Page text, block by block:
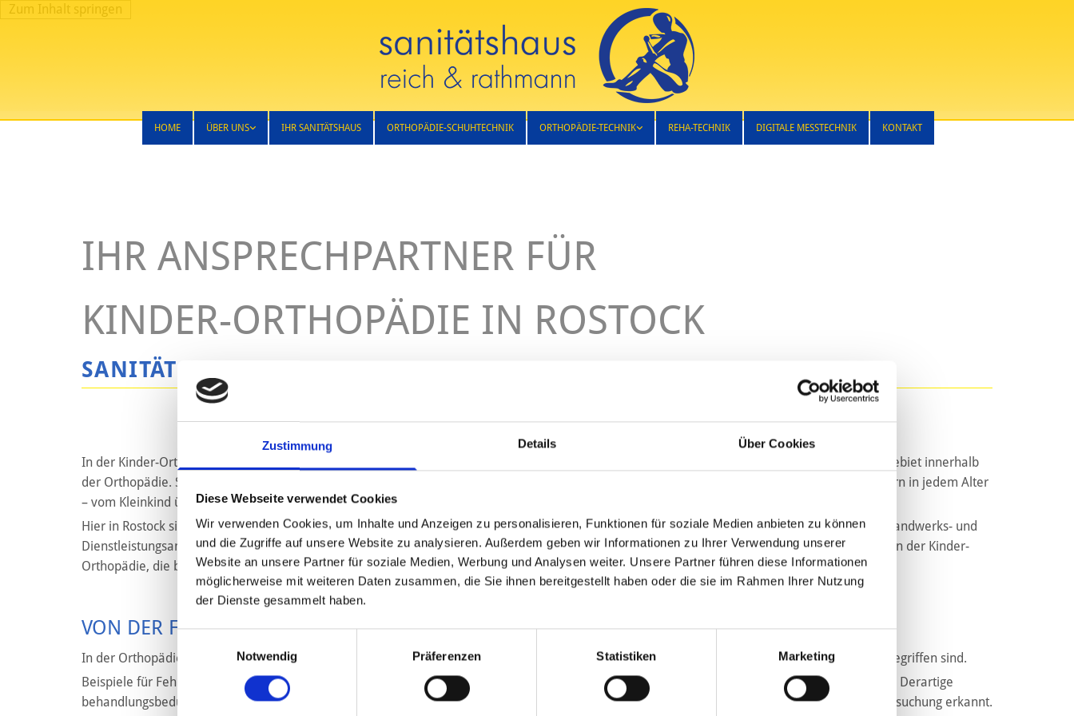
Zustimmung Details Über Cookies
Diese Webseite verwendet Cookies
Wir verwenden Cookies, um Inhalte und Anzeigen zu personalisieren, Funktionen für soziale Medien anbieten zu können
und die Zugriffe auf unsere Website zu analysieren. Außerdem geben wir Informationen zu Ihrer Verwendung unserer
Website an unsere Partner für soziale Medien, Werbung und Analysen weiter. Unsere Partner führen diese Informationen
möglicherweise mit weiteren Daten zusammen, die Sie ihnen bereitgestellt haben oder die sie im Rahmen Ihrer Nutzung
der Dienste gesammelt haben.
Notwendig
Präferenzen Statistiken Marketing
Zum Inhalt springen
HOME ÜBER UNS IHR SANITÄTSHAUS ORTHOPÄDIE-SCHUHTECHNIK ORTHOPÄDIE-TECHNIK REHA-TECHNIK DIGITALE MESSTECHNIK KONTAKT
IHR ANSPRECHPARTNER FÜR
KINDER-ORTHOPÄDIE IN ROSTOCK
SANITÄTSHAUS REICH & RATHMANN
In der Kinder-Orthopädie verfügen wir über eine ebenso vielfältige wie langjährige Erfahrung. Die Orthopädie für Kinder ist ein eigenes Spezialgebiet innerhalb
der Orthopädie. Sie befasst sich sowohl mit angeborenen als auch mit erworbenen Erkrankungen des Stütz- und Bewegungsapparates bei Kindern in jedem Alter
– vom Kleinkind über den Erstklässler bis zum Jugendlichen.
Hier in Rostock sind wir für unsere Kunden an fünf über das gesamte Stadtgebiet verteilten Standorten gut erreichbar. Komplettiert wird unser Handwerks- und
Dienstleistungsangebot durch eine große, mit modernsten Geräten ausgestattete orthopädischen Werkstatt. Hier verbindet sich, und zwar auch in der Kinder-
Orthopädie, die bewährte Handwerkstradition vergangener Jahrzehnte mit dem technologischem Fortschritt der 2020er-Jahre.
VON DER FEHLBILDUNG BIS ZU WACHSTUMSSCHMERZEN
In der Orthopädie für Kinder gibt es gerade deswegen eine so große Vielfalt an Krankheitsbildern, weil die Kinder in einem stetigen Wachstum begriffen sind.
Beispiele für Fehlbildungen beziehungsweise Fehlanlagen sind Hüftdysplasie, Klumpfuß oder die eher selten auftretende Glasknochenkrankheit. Derartige
behandlungsbedürftige Kindererkrankungen werden in den meisten Fällen bereits im Rahmen der U3 bei einer routinemäßigen Ultraschalluntersuchung erkannt.